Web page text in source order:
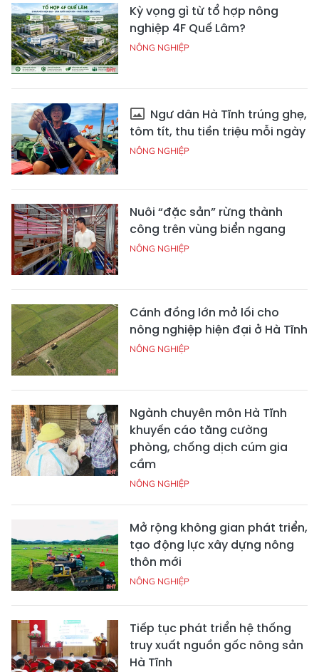
Kỳ vọng gì từ tổ hợp nông
nghiệp 4F Quế Lâm?
NÔNG NGHIỆP
Ngư dân Hà Tĩnh trúng ghẹ,
tôm tít, thu tiền triệu mỗi ngày
NÔNG NGHIỆP
Nuôi “đặc sản” rừng thành
công trên vùng biển ngang
NÔNG NGHIỆP
Cánh đồng lớn mở lối cho
nông nghiệp hiện đại ở Hà Tĩnh
NÔNG NGHIỆP
Ngành chuyên môn Hà Tĩnh
khuyến cáo tăng cường
phòng, chống dịch cúm gia
cầm
NÔNG NGHIỆP
Mở rộng không gian phát triển,
tạo động lực xây dựng nông
thôn mới
NÔNG NGHIỆP
Tiếp tục phát triển hệ thống
truy xuất nguồn gốc nông sản
Hà Tĩnh